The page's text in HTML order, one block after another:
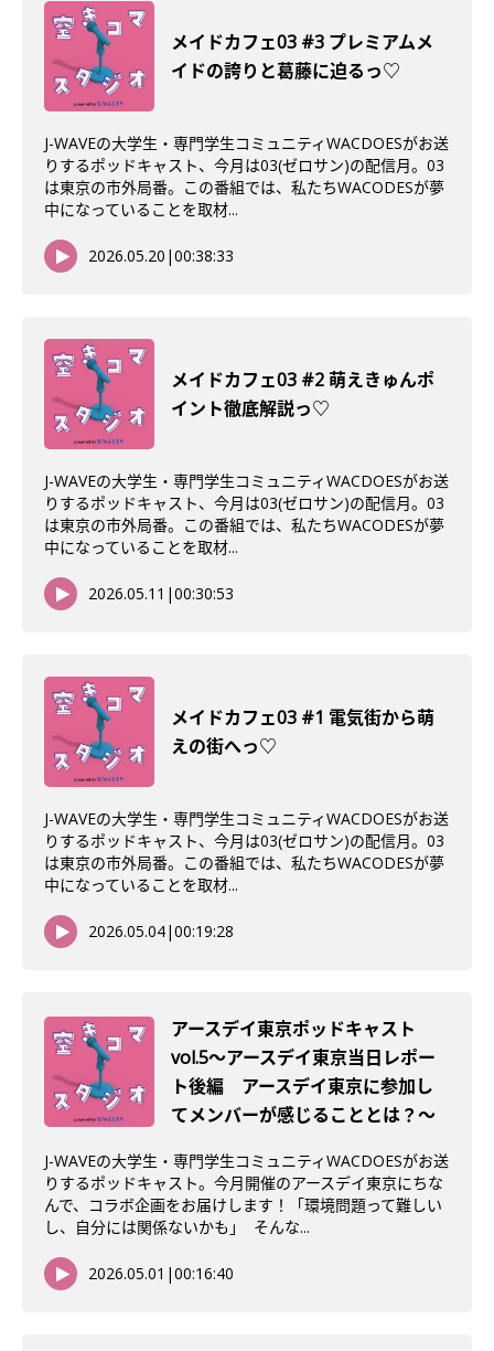
メイドカフェ03 #3 プレミアムメ
イドの誇りと葛藤に迫るっ♡
J-WAVEの大学生・専門学生コミュニティWACDOESがお送
りするポッドキャスト、今月は03(ゼロサン)の配信月。03
は東京の市外局番。この番組では、私たちWACODESが夢
中になっていることを取材...
2026.05.20 |00:38:33
メイドカフェ03 #2 萌えきゅんポ
イント徹底解説っ♡
J-WAVEの大学生・専門学生コミュニティWACDOESがお送
りするポッドキャスト、今月は03(ゼロサン)の配信月。03
は東京の市外局番。この番組では、私たちWACODESが夢
中になっていることを取材...
2026.05.11 |00:30:53
メイドカフェ03 #1 電気街から萌
えの街へっ♡
J-WAVEの大学生・専門学生コミュニティWACDOESがお送
りするポッドキャスト、今月は03(ゼロサン)の配信月。03
は東京の市外局番。この番組では、私たちWACODESが夢
中になっていることを取材...
2026.05.04|00:19:28
アースデイ東京ポッドキャスト
vol.5〜アースデイ東京当日レポー
ト後編 アースデイ東京に参加し
てメンバーが感じることとは？〜
J-WAVEの大学生・専門学生コミュニティWACDOESがお送
りするポッドキャスト。今月開催のアースデイ東京にちな
んで、コラボ企画をお届けします！「環境問題って難しい
し、自分には関係ないかも」 そんな...
2026.05.01 |00:16:40